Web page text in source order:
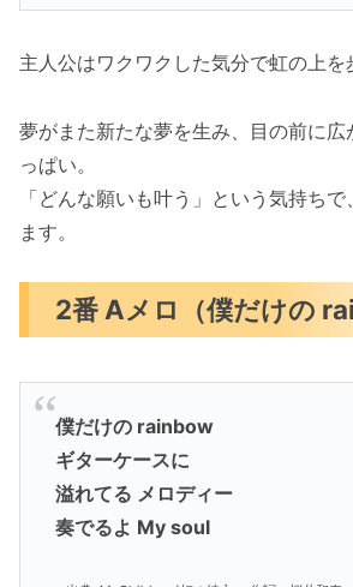
主人公はワクワクした気分で虹の上を
夢がまた新たな夢を生み、目の前に広
っぱい。
「どんな願いも叶う」という気持ち
ます。
2番 Aメロ（僕だけの
僕だけの rainbow
ギターケースに
溢れてる メロディー
奏でるよ My soul